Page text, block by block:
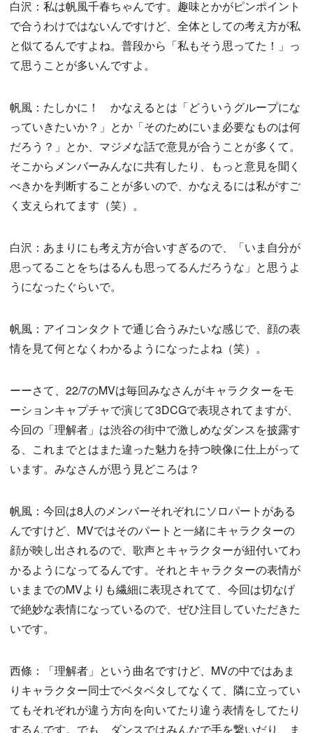
白沢：私は帆風千春ちゃんです。趣味とかがピンポイント
で合うわけではないんですけど、全体としての考え方が私
と似てるんですよね。普段から「私もそう思ってた！」っ
て思うことが多いんですよ。
帆風：たしかに！ かなえるとは「どういうグループにな
っていきたいか？」とか「そのためにいま必要なものは何
だろう？」とか、マジメな話で意見が合うことが多くて。
そこからメンバーみんなに共有したり、もっと意見を聞く
べきかを判断することが多いので、かなえるには私がすご
く支えられてます（笑）。
白沢：あまりにも考え方が合いすぎるので、「いま自分が
思ってることをちはるんも思ってるんだろうな」と思うよ
うになったぐらいで。
帆風：アイコンタクトで通じ合うみたいな感じで、顔の表
情を見て何となくわかるようになったよね（笑）。
ーーさて、22/7のMVは毎回みなさんがキャラクターをモ
ーションキャプチャで演じて3DCGで表現されてますが、
今回の「理解者」は渋谷の街中で激しめなダンスを披露す
る、これまでとはまた違った魅力を持つ映像に仕上がって
います。みなさんが思う見どころは？
帆風：今回は8人のメンバーそれぞれにソロパートがある
んですけど、MVではそのパートと一緒にキャラクターの
顔が映し出されるので、歌声とキャラクターが紐付いてわ
かるようになってるんです。それとキャラクターの表情が
いままでのMVよりも繊細に表現されてて、今回は切なげ
で絶妙な表情になっているので、ぜひ注目していただきた
いです。
西條：「理解者」という曲名ですけど、MVの中ではあま
りキャラクター同士でベタベタしてなくて、隣に立ってい
てもそれぞれが違う方向を向いてたり違う表情をしてたり
するんです。でも、ダンスではみんなで手を繋いだり、ま